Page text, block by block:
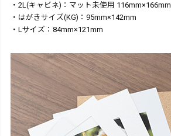
・2L(キャビネ)：マット未使用 116mm×166mm
・はがきサイズ(KG)：95mm×142mm
・Lサイズ：84mm×121mm